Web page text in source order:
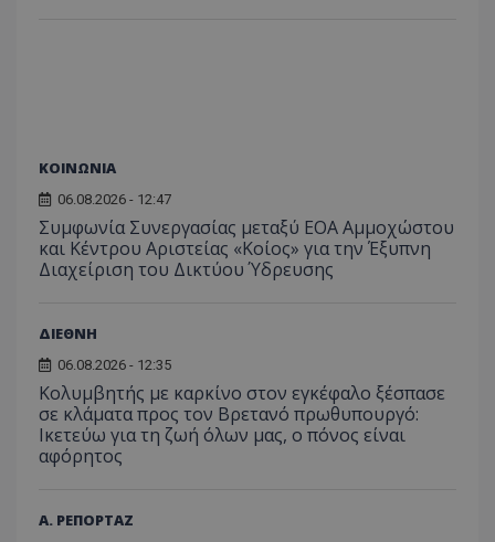
ΚΟΙΝΩΝΙΑ
06.08.2026 - 12:47
Συμφωνία Συνεργασίας μεταξύ ΕΟΑ Αμμοχώστου
και Κέντρου Αριστείας «Κοίος» για την Έξυπνη
Διαχείριση του Δικτύου Ύδρευσης
ΔΙΕΘΝΗ
06.08.2026 - 12:35
Κολυμβητής με καρκίνο στον εγκέφαλο ξέσπασε
σε κλάματα προς τον Βρετανό πρωθυπουργό:
Ικετεύω για τη ζωή όλων μας, ο πόνος είναι
αφόρητος
Α. ΡΕΠΟΡΤΑΖ